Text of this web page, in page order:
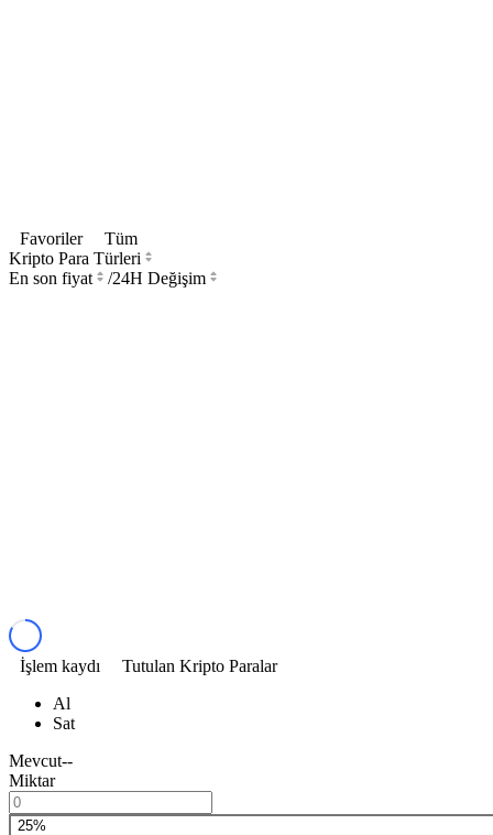
Favoriler
Tüm
Kripto Para Türleri
En son fiyat
/24H Değişim
İşlem kaydı
Tutulan Kripto Paralar
Al
Sat
Mevcut--
Miktar
25%